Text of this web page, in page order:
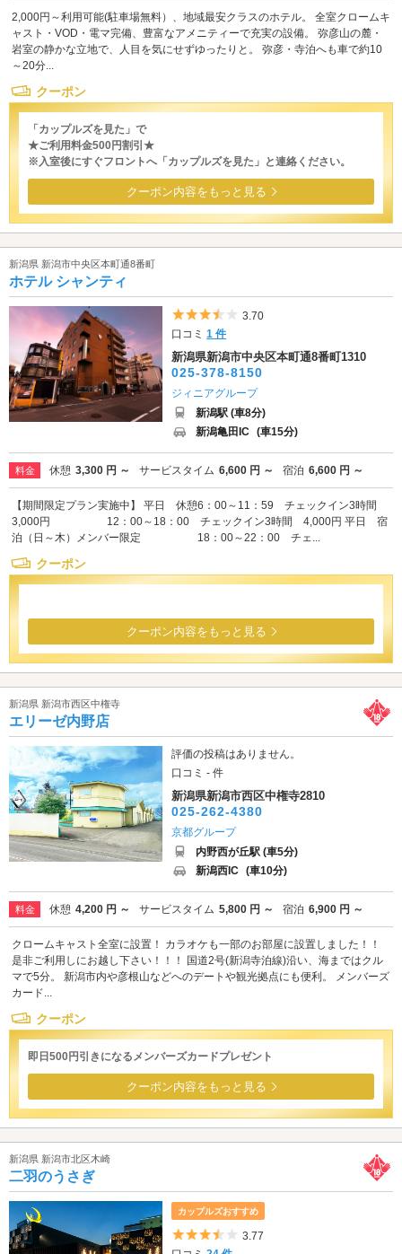
2,000円～利用可能(駐車場無料）、地域最安クラスのホテル。 全室クロームキ
ャスト・VOD・電マ完備、豊富なアメニティーで充実の設備。 弥彦山の麓・
岩室の静かな立地で、人目を気にせずゆったりと。 弥彦・寺泊へも車で約10
～20分...
クーポン
「カップルズを見た」で
★ご利用料金500円割引★
※入室後にすぐフロントへ「カップルズを見た」と連絡ください。
クーポン内容をもっと見る
新潟県 新潟市中央区本町通8番町
ホテル シャンティ
5つ星のうち3.5
3.70
口コミ1 件
新潟県新潟市中央区本町通8番町1310
025-378-8150
ジィニアグループ
新潟駅 (車8分)
新潟亀田IC (車15分)
料金 休憩 3,300 円 ～ サービスタイム 6,600 円 ～ 宿泊 6,600 円 ～
【期間限定プラン実施中】 平日 休憩6：00～11：59 チェックイン3時間
3,000円 12：00～18：00 チェックイン3時間 4,000円 平日 宿
泊（日～木）メンバー限定 18：00～22：00 チェ...
クーポン
クーポン内容をもっと見る
新潟県 新潟市西区中権寺
エリーゼ内野店
評価の投稿はありません。
口コミ - 件
新潟県新潟市西区中権寺2810
025-262-4380
京都グループ
内野西が丘駅 (車5分)
新潟西IC (車10分)
料金 休憩 4,200 円 ～ サービスタイム 5,800 円 ～ 宿泊 6,900 円 ～
クロームキャスト全室に設置！ カラオケも一部のお部屋に設置しました！！
是非ご利用しにお越し下さい！！！ 国道2号(新潟寺泊線)沿い、海まではクル
マで5分。 新潟市内や彦根山などへのデートや観光拠点にも便利。 メンバーズ
カード...
クーポン
即日500円引きになるメンバーズカードプレゼント
クーポン内容をもっと見る
新潟県 新潟市北区木崎
二羽のうさぎ
カップルズおすすめ
5つ星のうち3.5
3.77